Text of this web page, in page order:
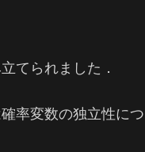
てられました．
率変数の独立性につ